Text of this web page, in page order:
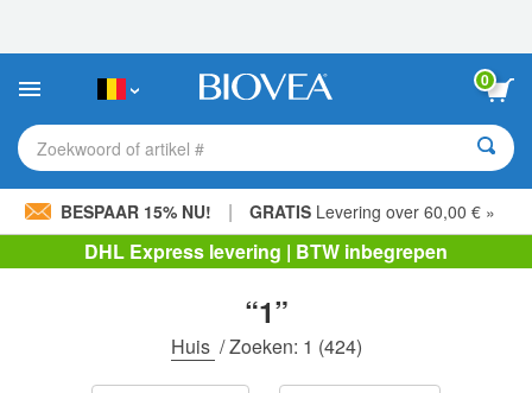
Deze
bevat
toegankelijkheidssysteem.
0
Zoekwoord of artikel #
BESPAAR 15% NU! | GRATIS Levering over 60,00 € »
DHL Express levering | BTW inbegrepen
“1”
Huis /Zoeken: 1 (424)